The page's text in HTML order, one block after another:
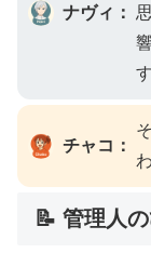
ナヴィ：
チャコ：
📝 管理人